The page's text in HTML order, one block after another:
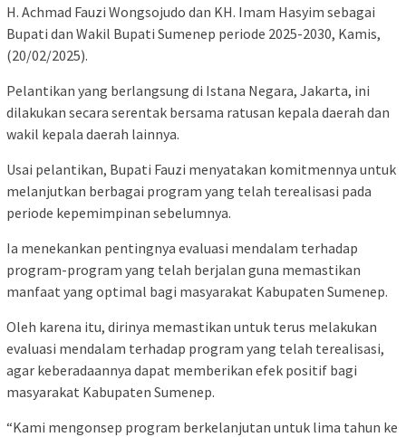
H. Achmad Fauzi Wongsojudo dan KH. Imam Hasyim sebagai
Bupati dan Wakil Bupati Sumenep periode 2025-2030, Kamis,
(20/02/2025).
Pelantikan yang berlangsung di Istana Negara, Jakarta, ini
dilakukan secara serentak bersama ratusan kepala daerah dan
wakil kepala daerah lainnya.
Usai pelantikan, Bupati Fauzi menyatakan komitmennya untuk
melanjutkan berbagai program yang telah terealisasi pada
periode kepemimpinan sebelumnya.
Ia menekankan pentingnya evaluasi mendalam terhadap
program-program yang telah berjalan guna memastikan
manfaat yang optimal bagi masyarakat Kabupaten Sumenep.
Oleh karena itu, dirinya memastikan untuk terus melakukan
evaluasi mendalam terhadap program yang telah terealisasi,
agar keberadaannya dapat memberikan efek positif bagi
masyarakat Kabupaten Sumenep.
“Kami mengonsep program berkelanjutan untuk lima tahun ke